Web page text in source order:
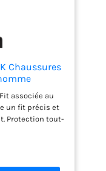
Chaussures
associée au
un fit précis et
Protection tout-
accidentés.
de crampons
adhérence